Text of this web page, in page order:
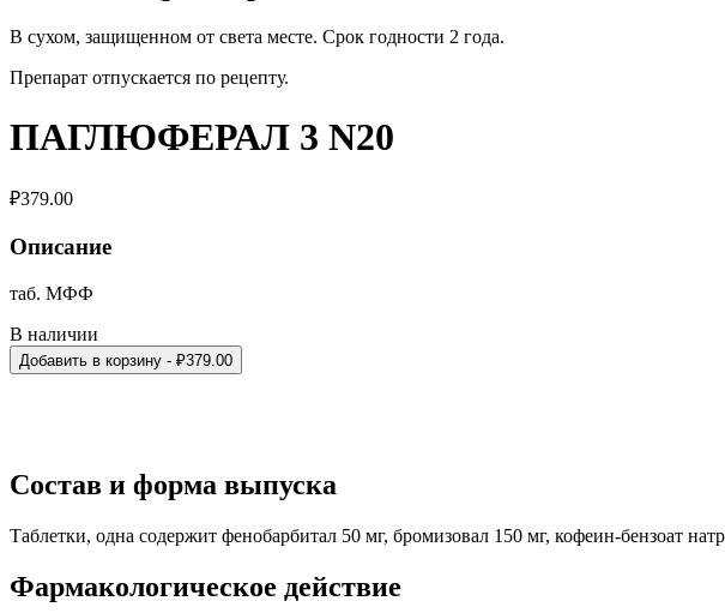
В сухом, защищенном от света месте. Срок годности 2 года.
Препарат отпускается по рецепту.
ПАГЛЮФЕРАЛ 3 N20
₽379.00
Описание
таб. МФФ
В наличии
Добавить в корзину - ₽379.00
Состав и форма выпуска
Таблетки, одна содержит фенобарбитал 50 мг, бромизовал 150 мг, кофеин-бензоат
Фармакологическое действие